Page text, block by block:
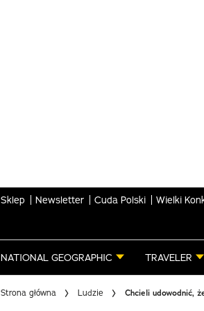
Sklep Newsletter Cuda Polski Wielki
NATIONAL GEOGRAPHIC TRAVELER
Strona główna Ludzie Chcieli udowodnić,